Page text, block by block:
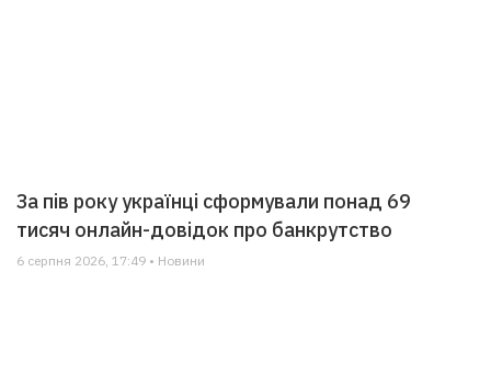
За пів року українці сформували понад 69
тисяч онлайн-довідок про банкрутство
6 серпня 2026, 17:49 • Новини